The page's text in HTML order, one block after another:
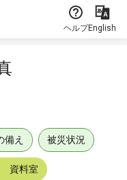
ヘルプEnglish
備え 被災状況
資料室